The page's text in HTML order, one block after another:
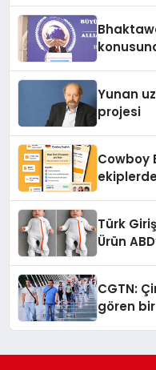
Yunan
projesi
Cowboy
Türk
Ürün
CGTN:
gören